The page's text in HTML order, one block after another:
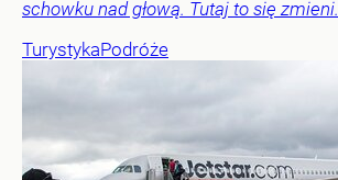
schowku nad głową. Tutaj to się zmieni.
TurystykaPodróże